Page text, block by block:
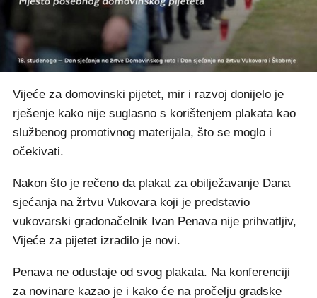
Vijeće za domovinski pijetet, mir i razvoj donijelo je
rješenje kako nije suglasno s korištenjem plakata kao
službenog promotivnog materijala, što se moglo i
očekivati.
Nakon što je rečeno da plakat za obilježavanje Dana
sjećanja na žrtvu Vukovara koji je predstavio
vukovarski gradonačelnik Ivan Penava nije prihvatljiv,
Vijeće za pijetet izradilo je novi.
Penava ne odustaje od svog plakata. Na konferenciji
za novinare kazao je i kako će na pročelju gradske